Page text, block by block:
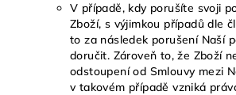
V případě, kdy porušíte svoji
Zboží, s výjimkou případů dle
to za následek porušení Naší
doručit. Zároveň to, že Zboží
odstoupení od Smlouvy mezi
v takovém případě vzniká